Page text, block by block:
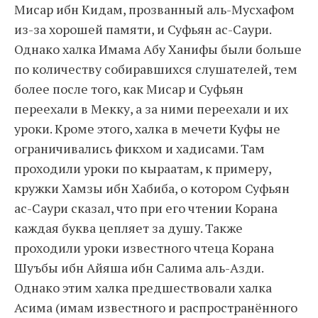
Мисар ибн Кидам, прозванный аль-Мусхафом
из-за хорошей памяти, и Суфьян ас-Саури.
Однако халка Имама Абу Ханифы были больше
по количеству собиравшихся слушателей, тем
более после того, как Мисар и Суфьян
переехали в Мекку, а за ними переехали и их
уроки. Кроме этого, халка в мечети Куфы не
ограничивались фикхом и хадисами. Там
проходили уроки по кыраатам, к примеру,
кружки Хамзы ибн Хабиба, о котором Суфьян
ас-Саури сказал, что при его чтении Корана
каждая буква цепляет за душу. Также
проходили уроки известного чтеца Корана
Шуъбы ибн Айяша ибн Салима аль-Азди.
Однако этим халка предшествовали халка
Асима (имам известного и распространённого